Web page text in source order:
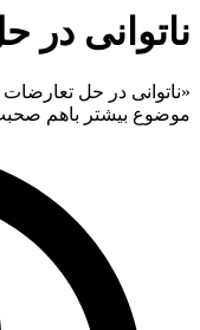
ناتوانی در
«ناتوانی در حل تعارضات
موضوع بیشتر باهم